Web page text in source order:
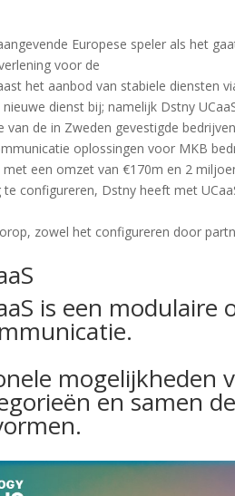
Europese speler als het
voor de
het aanbod van stabiele diensten
dienst bij; namelijk Dstny
van de in Zweden gevestigde
oplossingen voor MKB
een omzet van €170m en 2
te configureren, Dstny heeft met
zowel het configureren door
is een modulaire
mogelijkheden
en samen